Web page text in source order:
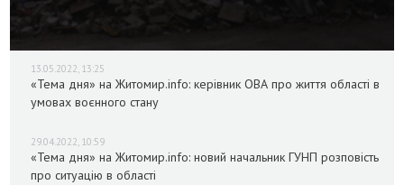
13.05.2022, 13:25
«Тема дня» на Житомир.info: керівник ОВА про життя області в
умовах воєнного стану
29.04.2022, 10:59
«Тема дня» на Житомир.info: новий начальник ГУНП розповість
про ситуацію в області